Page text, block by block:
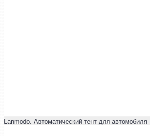
Lanmodo. Автоматический тент для автомобиля